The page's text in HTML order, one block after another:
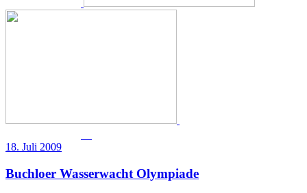
18. Juli 2009
Buchloer Wasserwacht Olympiade